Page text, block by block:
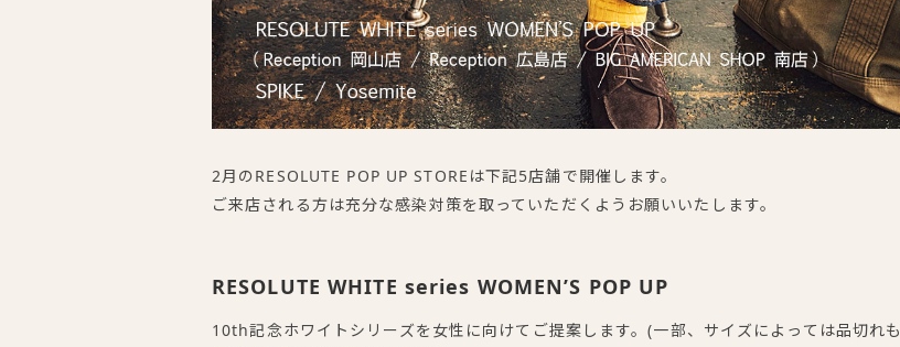
2月のRESOLUTE POP UP STOREは下記5店舗で開催します。
ご来店される方は充分な感染対策を取っていただくようお願いいたします。
RESOLUTE WHITE series WOMEN’S POP UP
10th記念ホワイトシリーズを女性に向けてご提案します。(一部、サイズによっては品切れも